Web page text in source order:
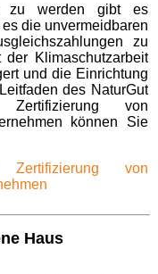
zu werden gibt es
die unvermeidbaren
zu
der Klimaschutzarbeit
und die Einrichtung
des NaturGut
von
können Sie
Zertifizierung von
Haus